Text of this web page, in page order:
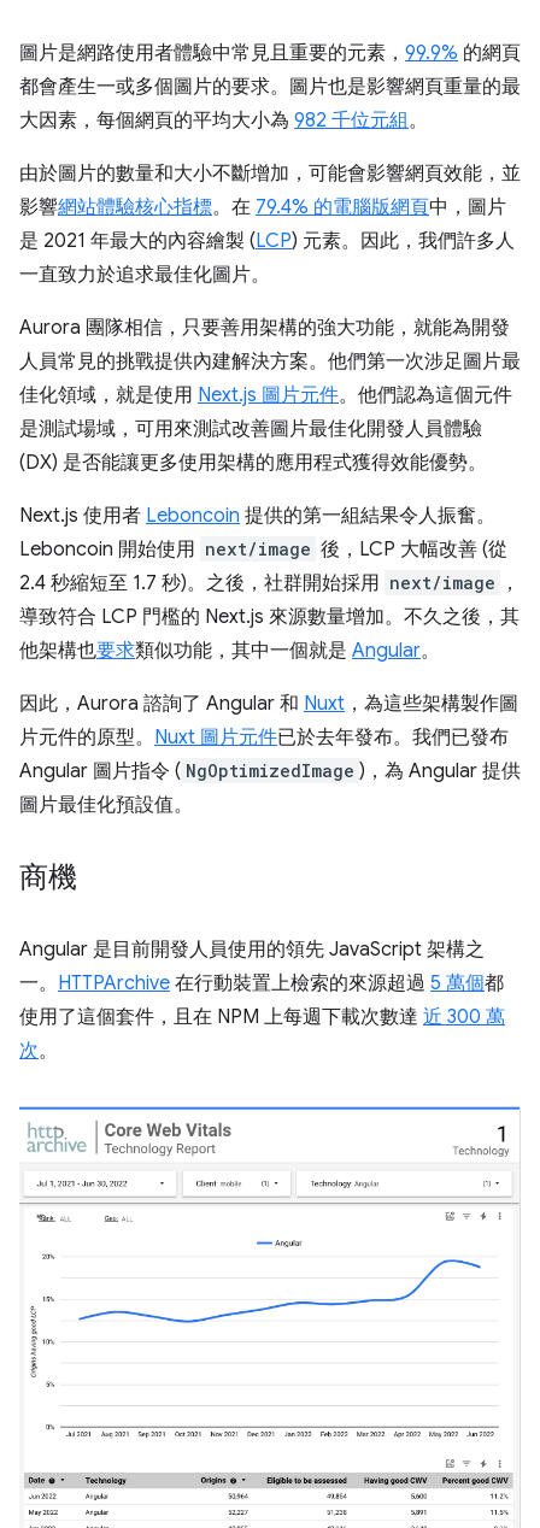
圖片是網路使用者體驗中常見且重要的元素， 99.9% 的網頁
都會產生一或多個圖片的要求。圖片也是影響網頁重量的最
大因素，每個網頁的平均大小為 982 千位元組。
由於圖片的數量和大小不斷增加，可能會影響網頁效能，並
影響網站體驗核心指標。在 79.4% 的電腦版網頁中，圖片
是 2021 年最大的內容繪製 (LCP) 元素。因此，我們許多人
一直致力於追求最佳化圖片。
Aurora 團隊相信，只要善用架構的強大功能，就能為開發
人員常見的挑戰提供內建解決方案。他們第一次涉足圖片最
佳化領域，就是使用 Next.js 圖片元件。他們認為這個元件
是測試場域，可用來測試改善圖片最佳化開發人員體驗
(DX) 是否能讓更多使用架構的應用程式獲得效能優勢。
Next.js 使用者 Leboncoin 提供的第一組結果令人振奮。
Leboncoin 開始使用 next/image 後，LCP 大幅改善 (從
2.4 秒縮短至 1.7 秒)。之後，社群開始採用 next/image
，
導致符合 LCP 門檻的 Next.js 來源數量增加。不久之後，其
他架構也要求類似功能，其中一個就是 Angular。
因此，Aurora 諮詢了 Angular 和 Nuxt ，為這些架構製作圖
片元件的原型。 Nuxt 圖片元件已於去年發布。我們已發布
Angular 圖片指令 ( NgOptimizedImage )，為 Angular 提供
圖片最佳化預設值。
商機
Angular 是目前開發人員使用的領先 JavaScript 架構之
一。 HTTPArchive 在行動裝置上檢索的來源超過 5 萬個都
使用了這個套件，且在 NPM 上每週下載次數達 近 300 萬
次。